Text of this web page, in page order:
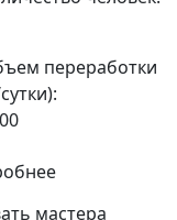
переработки
мастера